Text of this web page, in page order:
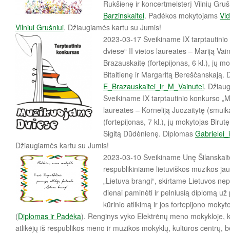
Rukšienę ir koncertmeisterį Vilnių
Barzinskaitei. Padėkos mokytojams
Vilniui Grušniui. Džiaugiamės kartu su Jumis!
2023-03-17 Sveikiname IX
dviese“ II vietos laureates – Mariją
Brazauskaitę (fortepijonas, 6 kl.), jų
Bitaitienę ir Margaritą Bereščanskają.
E_Brazauskaitei_ir_M_Vainutei.
Sveikiname IX tarptautinio konkurso
laureates – Korneliją Juozaitytę
(fortepijonas, 7 kl.), jų mokytojas
Sigitą Dūdėnienę. Diplomas
Džiaugiamės kartu su Jumis!
2023-03-10 Sveikiname Unę
respublikiniame lietuviškos muzikos
„Lietuva brangi“, skirtame Lietuvos
dienai paminėti ir pelniusią diplomą
kūrinio atlikimą ir jos fortepijono
(Diplomas ir Padėka). Renginys vyko Elektrėnų meno mokykloje,
atlikėjų iš respublikos meno ir muzikos mokyklų, kultūros centrų,